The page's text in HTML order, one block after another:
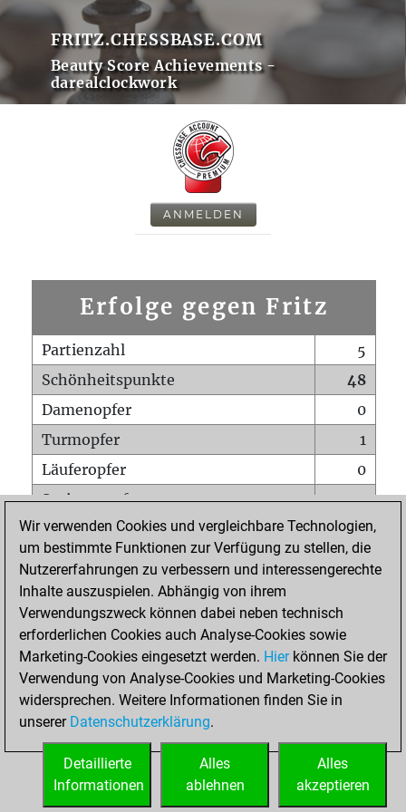
FRITZ.CHESSBASE.COM
Beauty Score Achievements -
darealclockwork
ANMELDEN
Erfolge gegen Fritz
Partienzahl
5
Schönheitspunkte
48
Damenopfer
0
Turmopfer
1
Läuferopfer
0
Springeropfer
1
Bauernopfer
0
Matt auf vollem Brett
0
Bauer setzt Matt
Erstickte Matts
Unterverwandlungen
0
Türme auf der siebten
0
STARTSEITE
Wir verwenden Cookies und vergleichbare Technologien,
um bestimmte Funktionen zur Verfügung zu stellen, die
Nutzererfahrungen zu verbessern und interessengerechte
Inhalte auszuspielen. Abhängig von ihrem
Verwendungszweck können dabei neben technisch
erforderlichen Cookies auch Analyse-Cookies sowie
Marketing-Cookies eingesetzt werden. Hierkönnen Sie der
Verwendung von Analyse-Cookies und Marketing-Cookies
widersprechen. Weitere Informationen finden Sie in
unserer Datenschutzerklärung.
Alles
akzeptieren
Alles
ablehnen
Detaillierte
Informationen